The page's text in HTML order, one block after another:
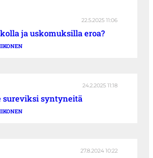
22.5.2025 11:06
ja uskomuksilla eroa?
24.2.2025 11:18
sureviksi syntyneitä
27.8.2024 10:22